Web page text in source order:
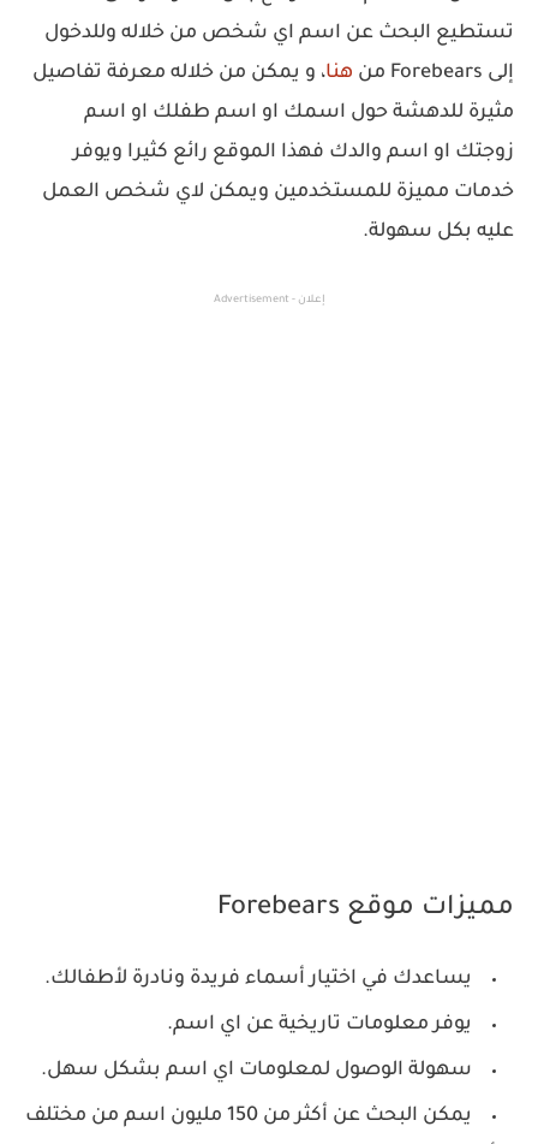
تستطيع البحث عن اسم اي شخص من خلاله وللدخول
إلى Forebears من
هنا، و يمكن من خلاله معرفة تفاصيل
مثيرة للدهشة حول اسمك او اسم طفلك او اسم
زوجتك او اسم والدك فهذا الموقع رائع كثيرا ويوفر
خدمات مميزة للمستخدمين ويمكن لاي شخص العمل
عليه بكل سهولة.
إعلان - Advertisement
مميزات موقع Forebears
يساعدك في اختيار أسماء فريدة ونادرة لأطفالك.
يوفر معلومات تاريخية عن اي اسم.
سهولة الوصول لمعلومات اي اسم بشكل سهل.
يمكن البحث عن أكثر من 150 مليون اسم من مختلف